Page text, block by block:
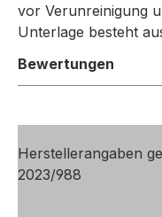
vor Verunreinigung
Unterlage besteht
Bewertungen
Herstellerangaben
2023/988